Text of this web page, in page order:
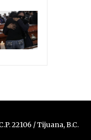
22106 / Tijuana, B.C.